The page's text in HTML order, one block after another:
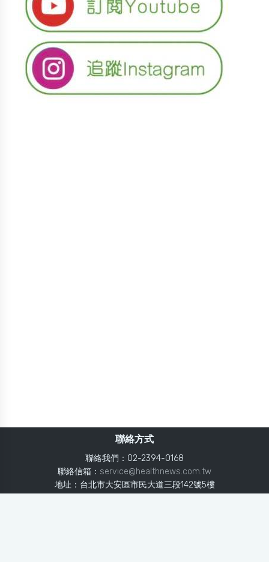
聯絡方式
聯絡我們：02-2394-0168
聯絡信箱： service@healthnews.com.tw
地址：台北市大安區市民大道三段142號5樓